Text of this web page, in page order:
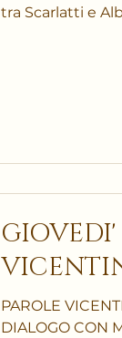
tra Scarlatti e
GIOVEDI'
PAROLE
DIALOGO CON